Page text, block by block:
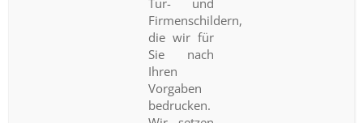
Tür- und
Firmenschildern,
die wir für
Sie nach
Ihren
Vorgaben
bedrucken.